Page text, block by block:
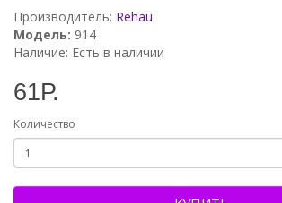
Производитель: Rehau
Модель: 914
Наличие: Есть в наличии
61Р.
Количество